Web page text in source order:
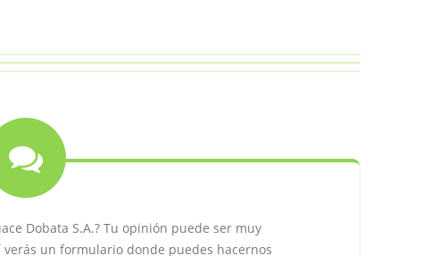
Dobata S.A.? Tu opinión puede ser muy
un formulario donde puedes hacernos